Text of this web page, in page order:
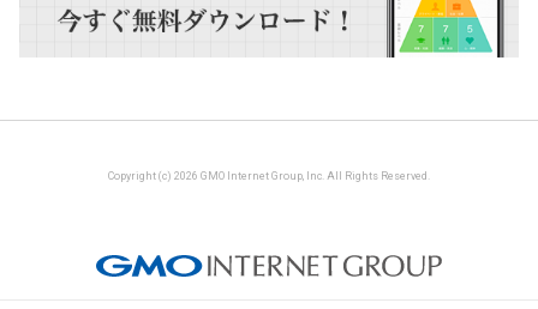
Copyright (c) 2026 GMO Internet Group, Inc. All Rights Reserved.